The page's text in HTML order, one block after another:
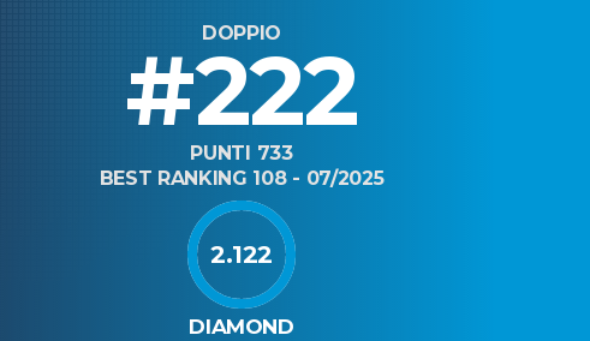
DOPPIO
#222
PUNTI 733
BEST RANKING 108 - 07/2025
2.122
DIAMOND